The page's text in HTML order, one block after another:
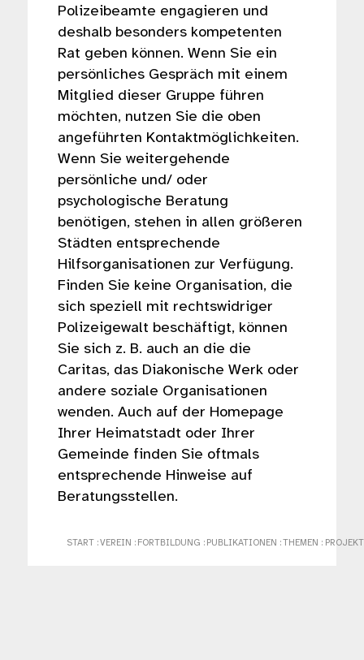
Polizeibeamte engagieren und
deshalb besonders kompetenten
Rat geben können. Wenn Sie ein
persönliches Gespräch mit einem
Mitglied dieser Gruppe führen
möchten, nutzen Sie die oben
angeführten Kontaktmöglichkeiten.
Wenn Sie weitergehende
persönliche und/ oder
psychologische Beratung
benötigen, stehen in allen größeren
Städten entsprechende
Hilfsorganisationen zur Verfügung.
Finden Sie keine Organisation, die
sich speziell mit rechtswidriger
Polizeigewalt beschäftigt, können
Sie sich z. B. auch an die die
Caritas, das Diakonische Werk oder
andere soziale Organisationen
wenden. Auch auf der Homepage
Ihrer Heimatstadt oder Ihrer
Gemeinde finden Sie oftmals
entsprechende Hinweise auf
Beratungsstellen.
START : VEREIN : FORTBILDUNG : PUBLIKATIONEN : THEMEN :